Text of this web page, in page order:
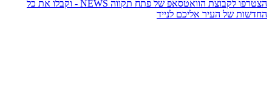
הצטרפו לקבוצת הוואטסאפ של פתח תקווה NEWS - וקבלו את כל
החדשות של העיר אליכם לנייד